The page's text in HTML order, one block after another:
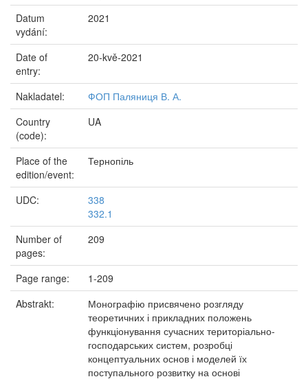
Datum
vydání:
2021
Date of
entry:
20-kvě-2021
Nakladatel:
ФОП Паляниця В. А.
Country
(code):
UA
Place of the
edition/event:
Тернопіль
UDC:
338
332.1
Number of
pages:
209
Page range:
1-209
Abstrakt:
Монографію присвячено розгляду
теоретичних і прикладних положень
функціонування сучасних територіально-
господарських систем, розробці
концептуальних основ і моделей їх
поступального розвитку на основі